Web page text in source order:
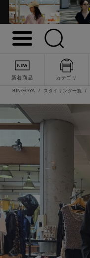
新着商品 カテゴリ
BINGOYA スタイリング一覧